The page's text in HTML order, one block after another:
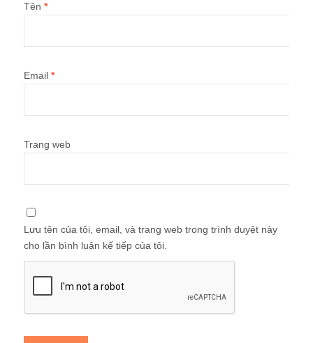
Tên *
Email *
Trang web
Lưu tên của tôi, email, và trang web trong trình duyệt này
cho lần bình luận kế tiếp của tôi.